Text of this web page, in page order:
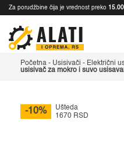
Za porudžbine čija je vrednost preko
Početna - Usisivači - Električni
usisivač za mokro i suvo
-10%
Ušteda
1670 RSD